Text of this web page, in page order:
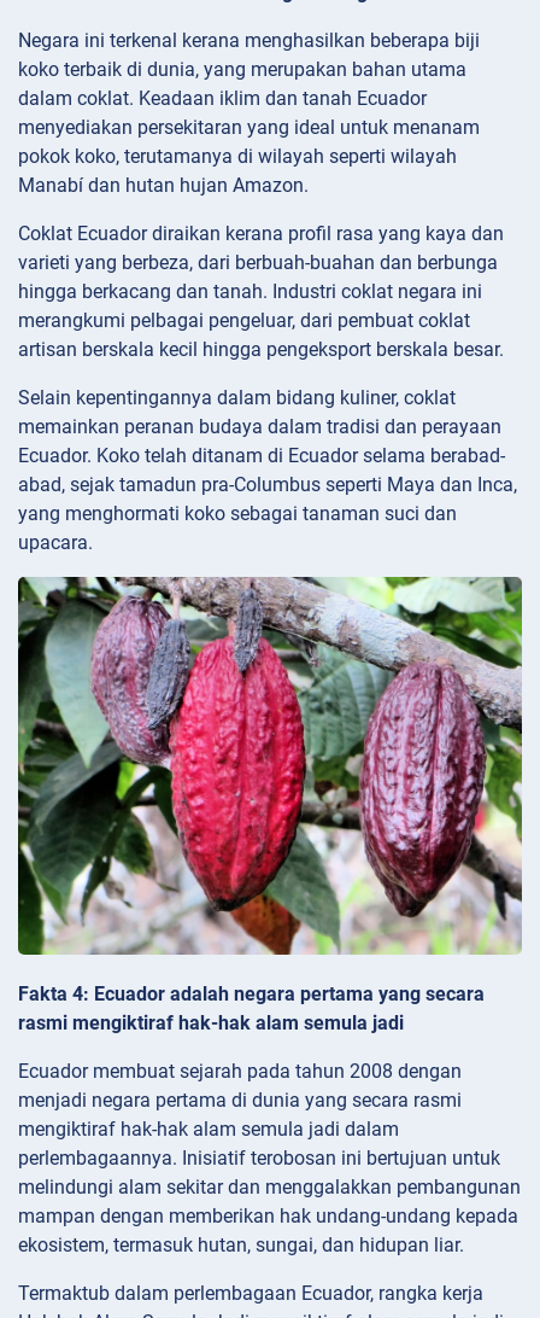
Negara ini terkenal kerana menghasilkan beberapa biji
koko terbaik di dunia, yang merupakan bahan utama
dalam coklat. Keadaan iklim dan tanah Ecuador
menyediakan persekitaran yang ideal untuk menanam
pokok koko, terutamanya di wilayah seperti wilayah
Manabí dan hutan hujan Amazon.
Coklat Ecuador diraikan kerana profil rasa yang kaya dan
varieti yang berbeza, dari berbuah-buahan dan berbunga
hingga berkacang dan tanah. Industri coklat negara ini
merangkumi pelbagai pengeluar, dari pembuat coklat
artisan berskala kecil hingga pengeksport berskala besar.
Selain kepentingannya dalam bidang kuliner, coklat
memainkan peranan budaya dalam tradisi dan perayaan
Ecuador. Koko telah ditanam di Ecuador selama berabad-
abad, sejak tamadun pra-Columbus seperti Maya dan Inca,
yang menghormati koko sebagai tanaman suci dan
upacara.
Fakta 4: Ecuador adalah negara pertama yang secara
rasmi mengiktiraf hak-hak alam semula jadi
Ecuador membuat sejarah pada tahun 2008 dengan
menjadi negara pertama di dunia yang secara rasmi
mengiktiraf hak-hak alam semula jadi dalam
perlembagaannya. Inisiatif terobosan ini bertujuan untuk
melindungi alam sekitar dan menggalakkan pembangunan
mampan dengan memberikan hak undang-undang kepada
ekosistem, termasuk hutan, sungai, dan hidupan liar.
Termaktub dalam perlembagaan Ecuador, rangka kerja